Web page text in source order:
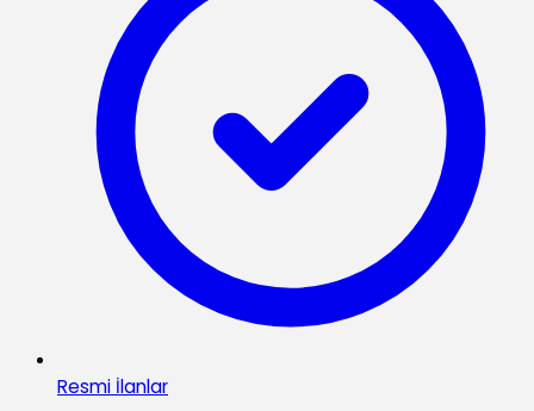
Resmi İlanlar